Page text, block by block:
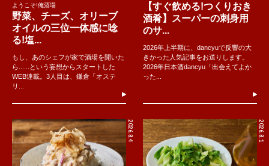
ようこそ!俺酒場
野菜、チーズ、オリーブ
オイルの三位一体感に唸
る!塩...
もし、あのシェフが家で酒場を開いた
ら......という妄想からスタートした
WEB連載。3人目は、鎌倉「オステ
リ...
【すぐ飲める!つくりおき
酒肴】スーパーの刺身用
のサ...
2026年上半期に、dancyuで反響の大
きかった人気記事をお送りします。
2026年日本酒dancyu「出会えてよか
った...
2026.8.4 2026.8.1